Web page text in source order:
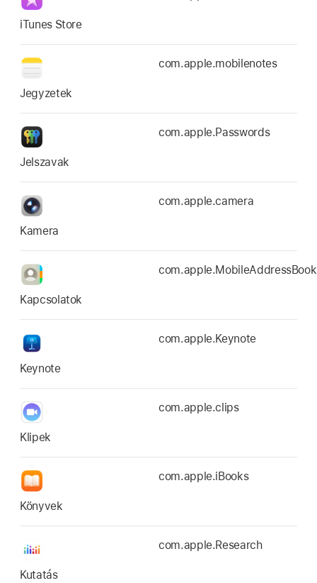
iTunes Store
Jegyzetek
com.apple.mobilenotes
Jelszavak
com.apple.Passwords
Kamera
com.apple.camera
Kapcsolatok
com.apple.MobileAddressBook
Keynote
com.apple.Keynote
Klipek
com.apple.clips
Könyvek
com.apple.iBooks
Kutatás
com.apple.Research